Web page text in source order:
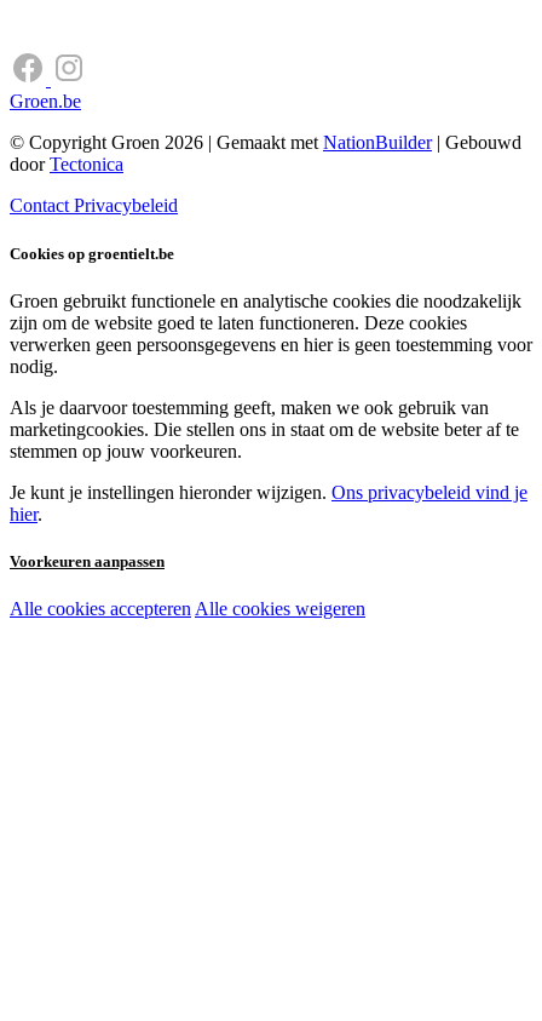
Groen.be
© Copyright Groen 2026 | Gemaakt met NationBuilder| Gebouwd
doorTectonica
Contact Privacybeleid
Cookies op groentielt.be
Groen gebruikt functionele en analytische cookies die noodzakelijk
zijn om de website goed te laten functioneren. Deze cookies
verwerken geen persoonsgegevens en hier is geen toestemming voor
nodig.
Als je daarvoor toestemming geeft, maken we ook gebruik van
marketingcookies. Die stellen ons in staat om de website beter af te
stemmen op jouw voorkeuren.
Je kunt je instellingen hieronder wijzigen. Ons privacybeleid vind je
hier.
Voorkeuren aanpassen
Noodzakelijke cookies:
Alle cookies accepteren Alle cookies weigeren